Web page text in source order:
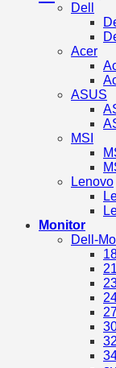
Dell
Acer
ASUS
MSI
Lenovo
Monitor
Dell-